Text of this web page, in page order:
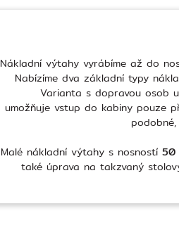
Nákladní výtahy vyrábíme až do
Nabízíme dva základní typy
Varianta s dopravou osob
umožňuje vstup do kabiny pouze
Malé nákladní výtahy s nosností 50
také úprava na takzvaný